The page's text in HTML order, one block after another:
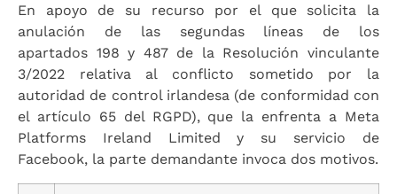
En apoyo de su recurso por el que solicita la
anulación de las segundas líneas de los
apartados 198 y 487 de la Resolución vinculante
3/2022 relativa al conflicto sometido por la
autoridad de control irlandesa (de conformidad con
el artículo 65 del RGPD), que la enfrenta a Meta
Platforms Ireland Limited y su servicio de
Facebook, la parte demandante invoca dos motivos.